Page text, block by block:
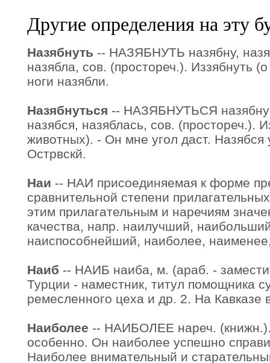
Другие определения на эту
Назябнуть -- НАЗЯБНУТЬ назябну,
назябла, сов. (простореч.). Иззябнуть
ноги назябли.
Назябнуться -- НАЗЯБНУТЬСЯ
назябся, назяблась, сов. (простореч.).
животных). - Он мне угол даст. Назябся
Острвскй.
Наи -- НАИ присоединяемая к форме
сравнительной степени
этим прилагательным и наречиям
качества, напр. наилучший,
наиспособнейший, наиболее,
Наиб -- НАИБ наиба, м. (араб. -
Турции - наместник, титул помощника
ремесленного цеха и др. 2. На Кавказе
Наиболее -- НАИБОЛЕЕ нареч.
особенно. Он наиболее успешно
Наиболее внимательный и